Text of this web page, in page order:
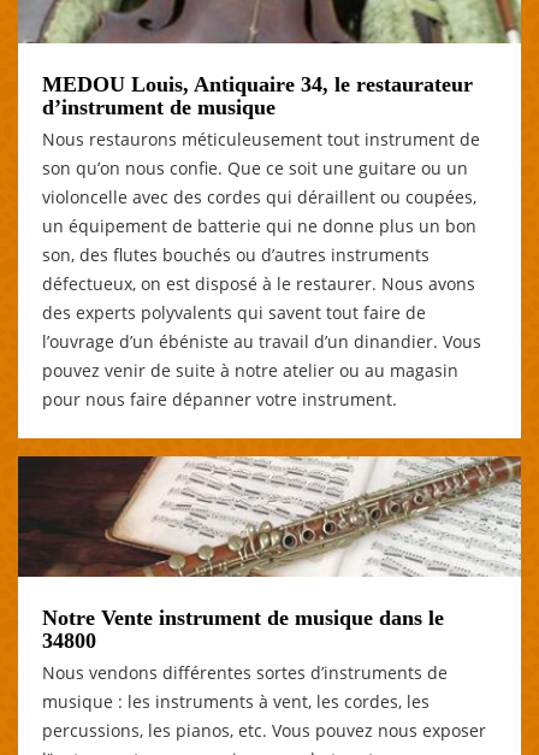
MEDOU Louis, Antiquaire 34, le restaurateur
d’instrument de musique
Nous restaurons méticuleusement tout instrument de
son qu’on nous confie. Que ce soit une guitare ou un
violoncelle avec des cordes qui déraillent ou coupées,
un équipement de batterie qui ne donne plus un bon
son, des flutes bouchés ou d’autres instruments
défectueux, on est disposé à le restaurer. Nous avons
des experts polyvalents qui savent tout faire de
l’ouvrage d’un ébéniste au travail d’un dinandier. Vous
pouvez venir de suite à notre atelier ou au magasin
pour nous faire dépanner votre instrument.
Notre Vente instrument de musique dans le
34800
Nous vendons différentes sortes d’instruments de
musique : les instruments à vent, les cordes, les
percussions, les pianos, etc. Vous pouvez nous exposer